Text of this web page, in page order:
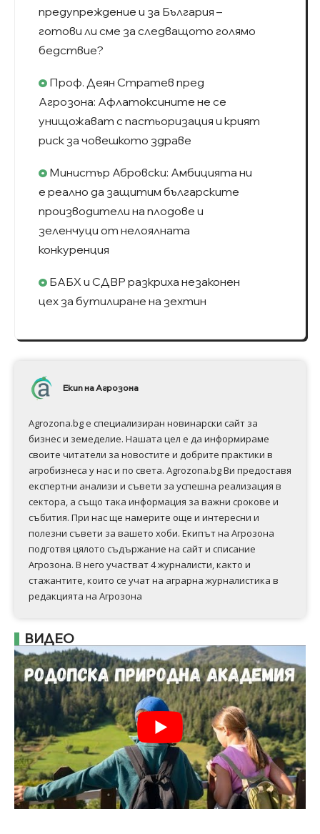
предупреждение и за България –
готови ли сме за следващото голямо
бедствие?
Проф. Деян Стратев пред
Агрозона: Афлатоксините не се
унищожават с пастьоризация и крият
риск за човешкото здраве
Министър Абровски: Амбицията ни
е реално да защитим българските
производители на плодове и
зеленчуци от нелоялната
конкуренция
БАБХ и СДВР разкриха незаконен
цех за бутилиране на зехтин
Екип на Агрозона
Agrozona.bg e специализиран новинарски сайт за
бизнес и земеделие. Нашата цел е да информираме
своите читатели за новостите и добрите практики в
агробизнеса у нас и по света. Agrozona.bg Ви предоставя
експертни анализи и съвети за успешна реализация в
сектора, а също така информация за важни срокове и
събития. При нас ще намерите още и интересни и
полезни съвети за вашето хоби. Екипът на Агрозона
подготвя цялото съдържание на сайт и списание
Агрозона. В него участват 4 журналисти, както и
стажантите, които се учат на аграрна журналистика в
редакцията на Агрозона
ВИДЕО